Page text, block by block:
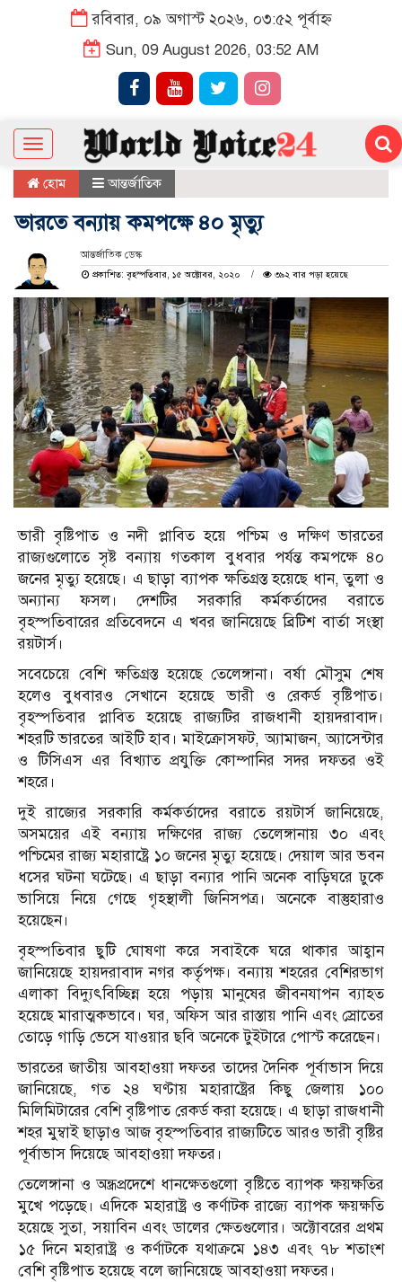
রবিবার, ০৯ অগাস্ট ২০২৬, ০৩:৫২ পূর্বাহ্ন
Sun, 09 August 2026, 03:52 AM
Toggle
navigation
হোম আন্তর্জাতিক
ভারতে বন্যায় কমপক্ষে ৪০ মৃত্যু
আন্তর্জাতিক ডেস্ক
প্রকাশিত: বৃহস্পতিবার, ১৫ অক্টোবর, ২০২০
৩৯২ বার পড়া হয়েছে
ভারী বৃষ্টিপাত ও নদী প্লাবিত হয়ে পশ্চিম ও দক্ষিণ ভারতের
রাজ্যগুলোতে সৃষ্ট বন্যায় গতকাল বুধবার পর্যন্ত কমপক্ষে ৪০
জনের মৃত্যু হয়েছে। এ ছাড়া ব্যাপক ক্ষতিগ্রস্ত হয়েছে ধান, তুলা ও
অন্যান্য ফসল। দেশটির সরকারি কর্মকর্তাদের বরাতে
বৃহস্পতিবারের প্রতিবেদনে এ খবর জানিয়েছে ব্রিটিশ বার্তা সংস্থা
রয়টার্স।
সবেচেয়ে বেশি ক্ষতিগ্রস্ত হয়েছে তেলেঙ্গানা। বর্ষা মৌসুম শেষ
হলেও বুধবারও সেখানে হয়েছে ভারী ও রেকর্ড বৃষ্টিপাত।
বৃহস্পতিবার প্লাবিত হয়েছে রাজ্যটির রাজধানী হায়দরাবাদ।
শহরটি ভারতের আইটি হাব। মাইক্রোসফট, অ্যামাজন, অ্যাসেন্টার
ও টিসিএস এর বিখ্যাত প্রযুক্তি কোম্পানির সদর দফতর ওই
শহরে।
দুই রাজ্যের সরকারি কর্মকর্তাদের বরাতে রয়টার্স জানিয়েছে,
অসময়ের এই বন্যায় দক্ষিণের রাজ্য তেলেঙ্গানায় ৩০ এবং
পশ্চিমের রাজ্য মহারাষ্ট্রে ১০ জনের মৃত্যু হয়েছে। দেয়াল আর ভবন
ধসের ঘটনা ঘটেছে। এ ছাড়া বন্যার পানি অনেক বাড়িঘরে ঢুকে
ভাসিয়ে নিয়ে গেছে গৃহস্থালী জিনিসপত্র। অনেকে বাস্তুহারাও
হয়েছেন।
বৃহস্পতিবার ছুটি ঘোষণা করে সবাইকে ঘরে থাকার আহ্বান
জানিয়েছে হায়দরাবাদ নগর কর্তৃপক্ষ। বন্যায় শহরের বেশিরভাগ
এলাকা বিদ্যুৎবিচ্ছিন্ন হয়ে পড়ায় মানুষের জীবনযাপন ব্যাহত
হয়েছে মারাত্মকভাবে। ঘর, অফিস আর রাস্তায় পানি এবং স্রোতের
তোড়ে গাড়ি ভেসে যাওয়ার ছবি অনেকে টুইটারে পোস্ট করেছেন।
ভারতের জাতীয় আবহাওয়া দফতর তাদের দৈনিক পূর্বাভাস দিয়ে
জানিয়েছে, গত ২৪ ঘণ্টায় মহারাষ্ট্রের কিছু জেলায় ১০০
মিলিমিটারের বেশি বৃষ্টিপাত রেকর্ড করা হয়েছে। এ ছাড়া রাজধানী
শহর মুম্বাই ছাড়াও আজ বৃহস্পতিবার রাজ্যটিতে আরও ভারী বৃষ্টির
পূর্বাভাস দিয়েছে আবহাওয়া দফতর।
তেলেঙ্গানা ও অন্ধ্রপ্রদেশে ধানক্ষেতগুলো বৃষ্টিতে ব্যাপক ক্ষয়ক্ষতির
মুখে পড়েছে। এদিকে মহারাষ্ট্র ও কর্ণাটক রাজ্যে ব্যাপক ক্ষয়ক্ষতি
হয়েছে সুতা, সয়াবিন এবং ডালের ক্ষেতগুলোর। অক্টোবরের প্রথম
১৫ দিনে মহারাষ্ট্র ও কর্ণাটকে যথাক্রমে ১৪৩ এবং ৭৮ শতাংশ
বেশি বৃষ্টিপাত হয়েছে বলে জানিয়েছে আবহাওয়া দফতর।